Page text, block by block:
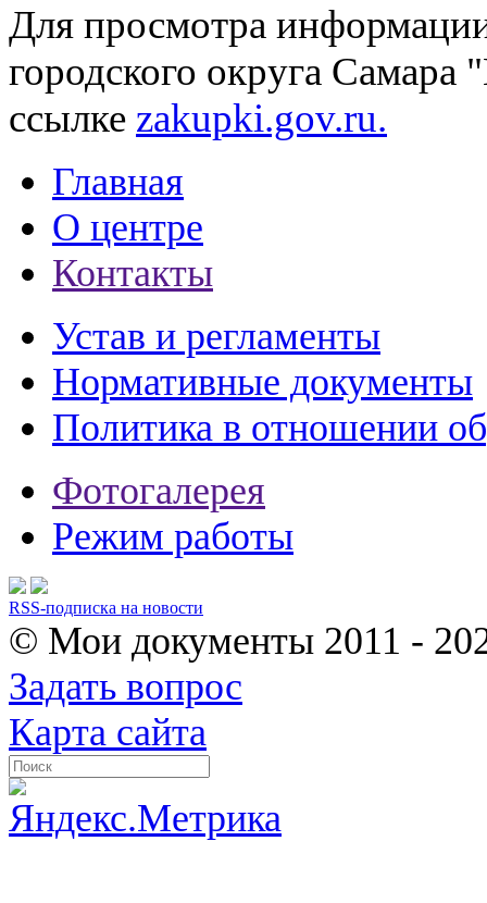
Для просмотра
городского округа
ссылке zakupki.gov.ru.
Главная
О центре
Контакты
Устав и регламенты
Нормативные документы
Политика в отношении
Фотогалерея
Режим работы
RSS-подписка на новости
© Мои документы 2011 -
Задать вопрос
Карта сайта